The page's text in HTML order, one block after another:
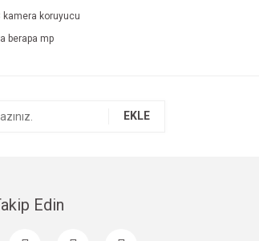
kamera koruyucu
berapa mp
EKLE
Edin